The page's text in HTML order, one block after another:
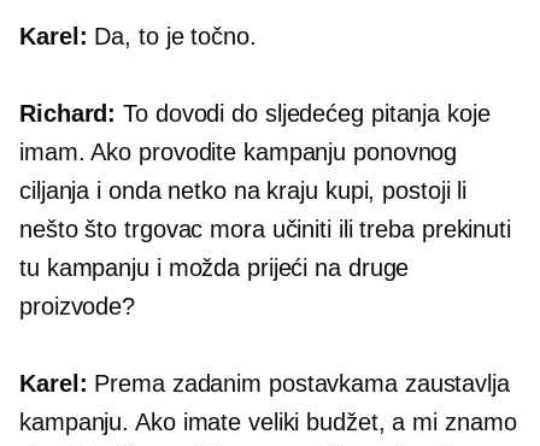
Karel: Da, to je točno.
Richard: To dovodi do sljedećeg pitanja koje
imam. Ako provodite kampanju ponovnog
ciljanja i onda netko na kraju kupi, postoji li
nešto što trgovac mora učiniti ili treba prekinuti
tu kampanju i možda prijeći na druge
proizvode?
Karel: Prema zadanim postavkama zaustavlja
kampanju. Ako imate veliki budžet, a mi znamo